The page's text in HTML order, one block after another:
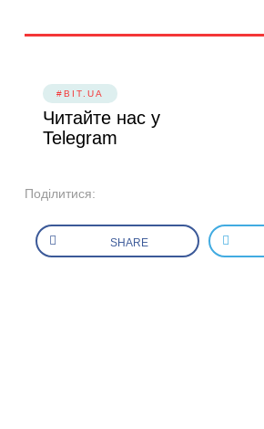
#BIT.UA
Читайте нас у
Telegram
Поділитися:
SHARE